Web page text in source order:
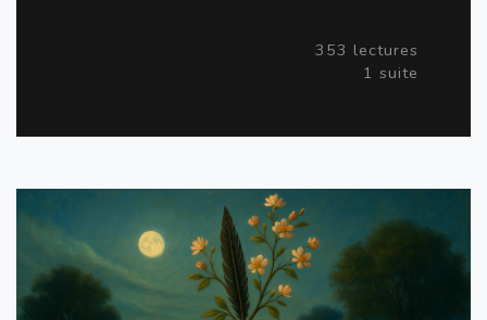
353 lectures
1 suite